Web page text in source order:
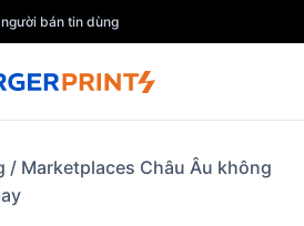
bán tin dùng
/ Marketplaces Châu Âu không